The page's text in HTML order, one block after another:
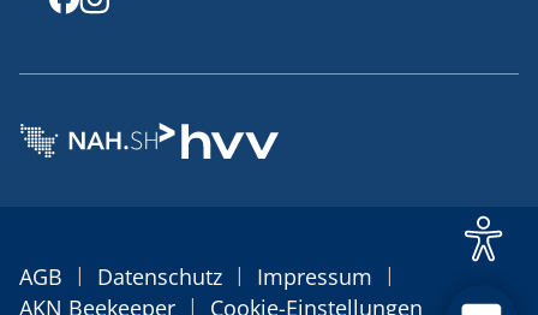
AGB | Datenschutz | Impressum |
AKN Beekeeper | Cookie-Einstellungen